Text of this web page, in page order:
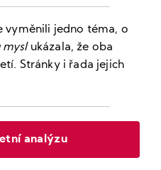
vyměnili jedno téma, o
myslukázala, že oba
Stránky i řada jejich
analýzu